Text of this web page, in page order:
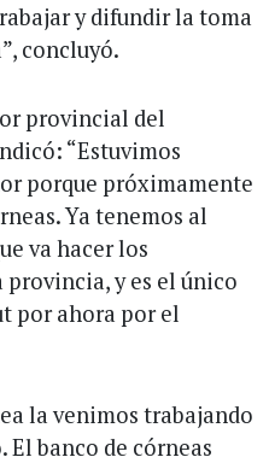
y difundir la toma
concluyó.
provincial del
“Estuvimos
porque próximamente
Ya tenemos al
va hacer los
y es el único
por ahora por el
la venimos trabajando
El banco de córneas